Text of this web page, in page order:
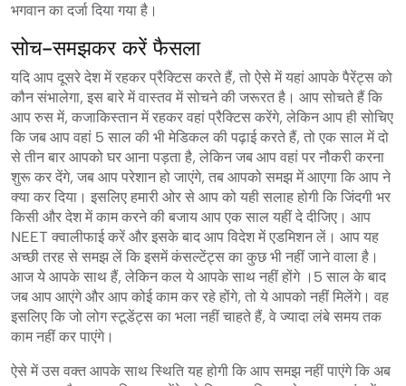
भगवान का दर्जा दिया गया है।
सोच-समझकर करें फैसला
यदि आप दूसरे देश में रहकर प्रैक्टिस करते हैं, तो ऐसे में यहां आपके पैरेंट्स को
कौन संभालेगा, इस बारे में वास्तव में सोचने की जरूरत है। आप सोचते हैं कि
आप रुस में, कजाकिस्तान में रहकर वहां प्रैक्टिस करेंगे, लेकिन आप ही सोचिए
कि जब आप वहां 5 साल की भी मेडिकल की पढ़ाई करते हैं, तो एक साल में दो
से तीन बार आपको घर आना पड़ता है, लेकिन जब आप वहां पर नौकरी करना
शुरू कर देंगे, जब आप परेशान हो जाएंगे, तब आपको समझ में आएगा कि आप ने
क्या कर दिया। इसलिए हमारी ओर से आप को यही सलाह होगी कि जिंदगी भर
किसी और देश में काम करने की बजाय आप एक साल यहीं दे दीजिए। आप
NEET क्वालीफाई करें और इसके बाद आप विदेश में एडमिशन लें। आप यह
अच्छी तरह से समझ लें कि इसमें कंसल्टेंट्स का कुछ भी नहीं जाने वाला है।
आज ये आपके साथ हैं, लेकिन कल ये आपके साथ नहीं होंगे ।5 साल के बाद
जब आप आएंगे और आप कोई काम कर रहे होंगे, तो ये आपको नहीं मिलेंगे। वह
इसलिए कि जो लोग स्टूडेंट्स का भला नहीं चाहते हैं, वे ज्यादा लंबे समय तक
काम नहीं कर पाएंगे।
ऐसे में उस वक्त आपके साथ स्थिति यह होगी कि आप समझ नहीं पाएंगे कि अब